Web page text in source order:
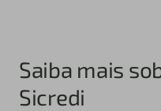
Saiba mais
Sicredi